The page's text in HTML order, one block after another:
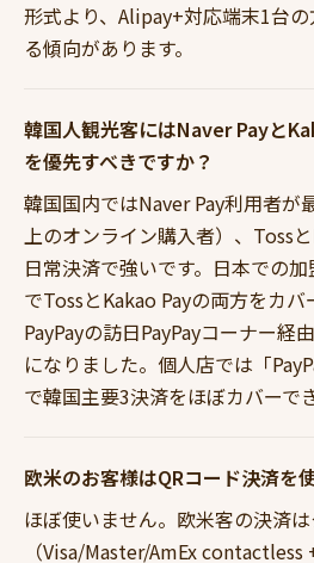
形式より、Alipay+対応端末1台
る傾向があります。
韓国人観光客にはNaver Payと
を優先すべきですか？
韓国国内ではNaver Pay利用者が
上のオンライン購入者）、Toss
日常決済で強いです。日本での
でTossとKakao Payの両方をカバ
PayPayの訪日PayPayコーナー経
になりました。個人店では「
で韓国主要3決済をほぼカバーで
欧米のお客様はQRコード決済を
ほぼ使いません。欧米客の決済
（Visa/Master/AmEx